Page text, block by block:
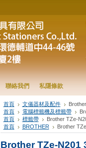
聯絡我們 私隱條款
首頁 文儀器材及配件
首頁
電腦標籤機及標籤帶
首頁
標籤帶
Brother TZe-
首頁
BROTHER Brother
Brother TZe-N201